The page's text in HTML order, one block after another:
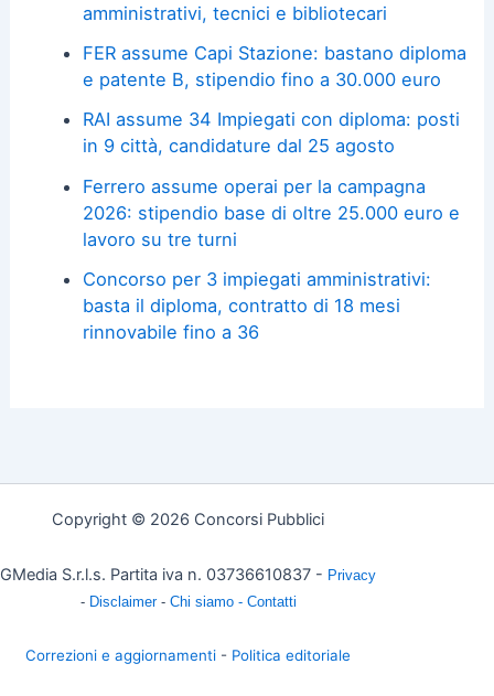
amministrativi, tecnici e bibliotecari
FER assume Capi Stazione: bastano diploma
e patente B, stipendio fino a 30.000 euro
RAI assume 34 Impiegati con diploma: posti
in 9 città, candidature dal 25 agosto
Ferrero assume operai per la campagna
2026: stipendio base di oltre 25.000 euro e
lavoro su tre turni
Concorso per 3 impiegati amministrativi:
basta il diploma, contratto di 18 mesi
rinnovabile fino a 36
Copyright © 2026 Concorsi Pubblici
GMedia S.r.l.s. Partita iva n. 03736610837 - Privacy
- Disclaimer - Chi siamo - Contatti
Correzioni e aggiornamenti - Politica editoriale